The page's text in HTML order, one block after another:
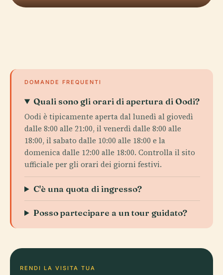
DOMANDE FREQUENTI
Quali sono gli orari di apertura di Oodi?
Oodi è tipicamente aperta dal lunedì al giovedì
dalle 8:00 alle 21:00, il venerdì dalle 8:00 alle
18:00, il sabato dalle 10:00 alle 18:00 e la
domenica dalle 12:00 alle 18:00. Controlla il sito
ufficiale per gli orari dei giorni festivi.
C'è una quota di ingresso?
Posso partecipare a un tour guidato?
RENDI LA VISITA TUA